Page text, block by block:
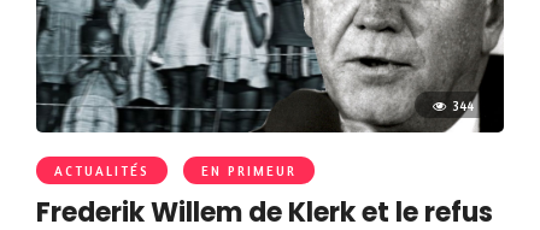
344
ACTUALITÉS EN PRIMEUR
Frederik Willem de Klerk et le refus